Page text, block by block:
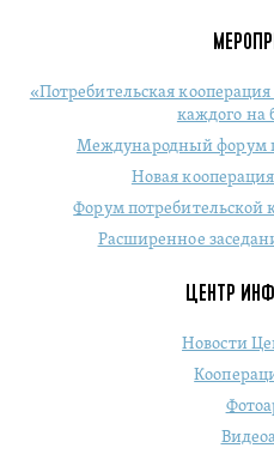
«Потребительская
каждого на
Международный форум
Новая
Форум потребительской
Расширенное
ЦЕНТР
Новости